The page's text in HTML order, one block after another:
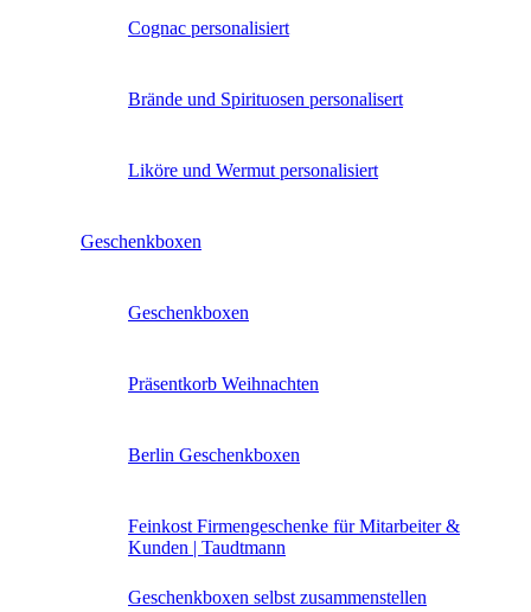
Cognac personalisiert
Brände und Spirituosen personalisert
Liköre und Wermut personalisiert
Geschenkboxen
Geschenkboxen
Präsentkorb Weihnachten
Berlin Geschenkboxen
Feinkost Firmengeschenke für Mitarbeiter &
Kunden | Taudtmann
Geschenkboxen selbst zusammenstellen